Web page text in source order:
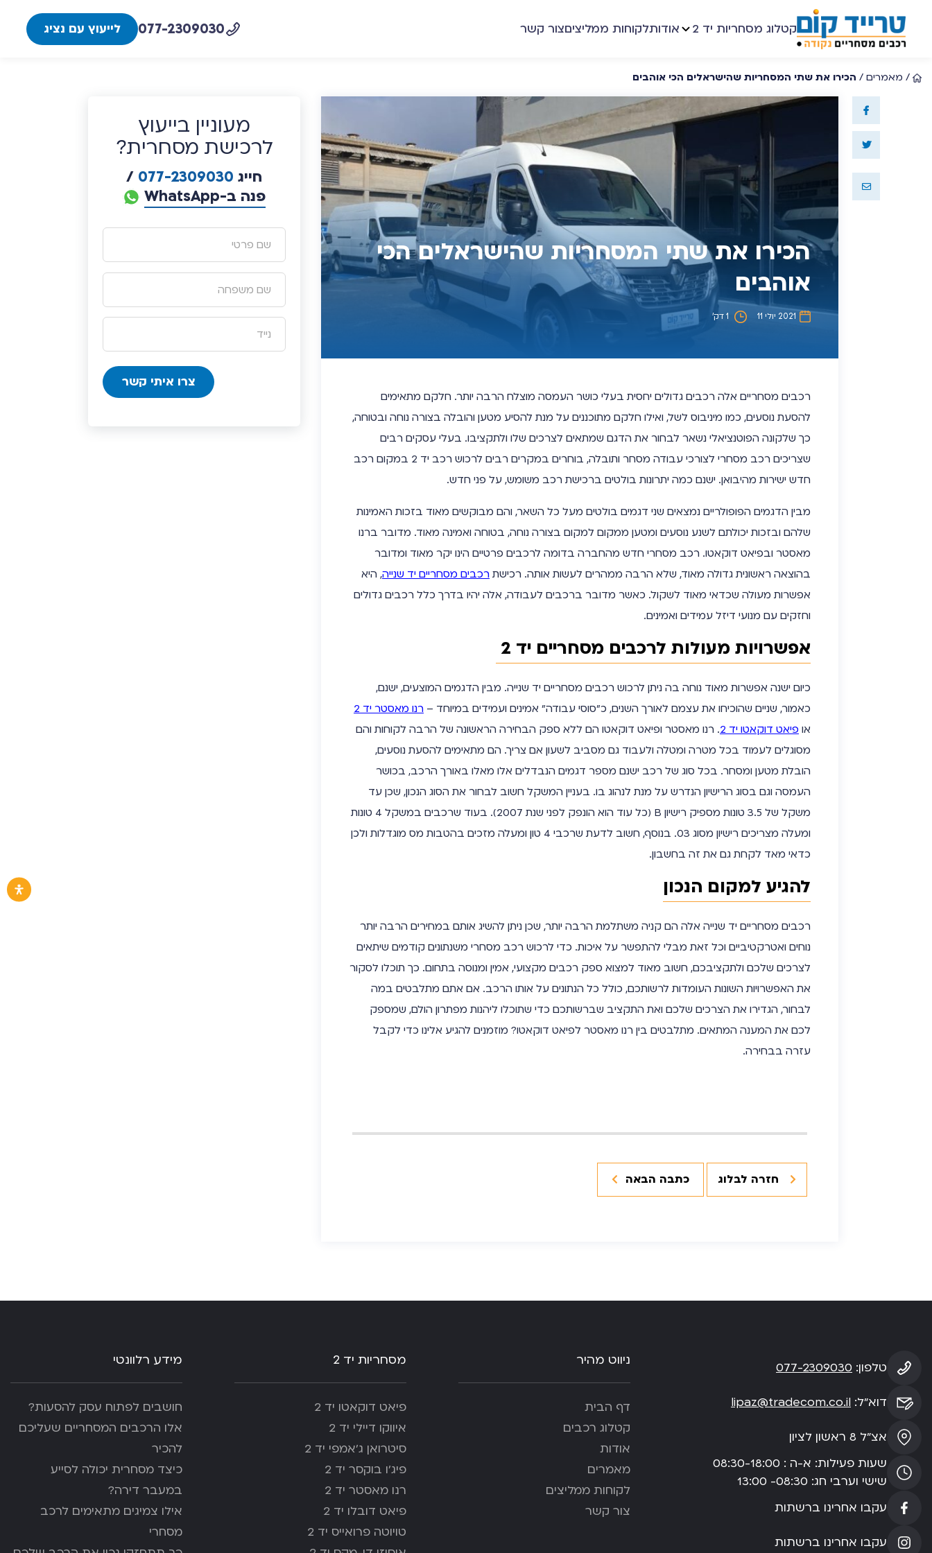
קטלוג מסחריות יד 2 אודותלקוחות ממליציםצור קשר 077-2309030 לייעוץ עם נציג
/ מאמרים / הכירו את שתי המסחריות שהישראלים הכי אוהבים
הכירו את שתי המסחריות שהישראלים הכי
אוהבים
2021 יולי 11 1 דק’
רכבים מסחריים אלה רכבים גדולים יחסית בעלי כושר העמסה מוצלח הרבה יותר. חלקם מתאימים
להסעת נוסעים, כמו מיניבוס לשל, ואילו חלקם מתוכננים על מנת להסיע מטען והובלה בצורה נוחה ובטוחה,
כך שלקונה הפוטנציאלי נשאר לבחור את הדגם שמתאים לצרכים שלו ולתקציבו. בעלי עסקים רבים
שצריכים רכב מסחרי לצורכי עבודה מסחר ותובלה, בוחרים במקרים רבים לרכוש רכב יד 2 במקום רכב
חדש ישירות מהיבואן. ישנם כמה יתרונות בולטים ברכישת רכב משומש, על פני חדש.
מבין הדגמים הפופולריים נמצאים שני דגמים בולטים מעל כל השאר, והם מבוקשים מאוד בזכות האמינות
שלהם ובזכות יכולתם לשנע נוסעים ומטען ממקום למקום בצורה נוחה, בטוחה ואמינה מאוד. מדובר ברנו
מאסטר ובפיאט דוקאטו. רכב מסחרי חדש מהחברה בדומה לרכבים פרטיים הינו יקר מאוד ומדובר
בהוצאה ראשונית גדולה מאוד, שלא הרבה ממהרים לעשות אותה. רכישת רכבים מסחריים יד שנייה, היא
אפשרות מעולה שכדאי מאוד לשקול. כאשר מדובר ברכבים לעבודה, אלה יהיו בדרך כלל רכבים גדולים
וחזקים עם מנועי דיזל עמידים ואמינים.
אפשרויות מעולות לרכבים מסחריים יד 2
כיום ישנה אפשרות מאוד נוחה בה ניתן לרכוש רכבים מסחריים יד שנייה. מבין הדגמים המוצעים, ישנם,
כאמור, שניים שהוכיחו את עצמם לאורך השנים, כ”סוסי עבודה” אמינים ועמידים במיוחד – רנו מאסטר יד 2
או פיאט דוקאטו יד 2
. רנו מאסטר ופיאט דוקאטו הם ללא ספק הבחירה הראשונה של הרבה לקוחות והם
מסוגלים לעמוד בכל מטרה ומטלה ולעבוד גם מסביב לשעון אם צריך. הם מתאימים להסעת נוסעים,
הובלת מטען ומסחר. בכל סוג של רכב ישנם מספר דגמים הנבדלים אלו מאלו באורך הרכב, בכושר
העמסה וגם בסוג הרישיון הנדרש על מנת לנהוג בו. בעניין המשקל חשוב לבחור את הסוג הנכון, שכן עד
משקל של 3.5 טונות מספיק רישיון B (כל עוד הוא הונפק לפני שנת 2007). בעוד שרכבים במשקל 4 טונות
ומעלה מצריכים רישיון מסוג 03. בנוסף, חשוב לדעת שרכבי 4 טון ומעלה מזכים בהטבות מס מוגדלות ולכן
כדאי מאד לקחת גם את זה בחשבון.
להגיע למקום הנכון
רכבים מסחריים יד שנייה אלה הם קניה משתלמת הרבה יותר, שכן ניתן להשיג אותם במחירים הרבה יותר
נוחים ואטרקטיביים וכל זאת מבלי להתפשר על איכות. כדי לרכוש רכב מסחרי משנתונים קודמים שיתאים
לצרכים שלכם ולתקציבכם, חשוב מאוד למצוא ספק רכבים מקצועי, אמין ומנוסה בתחום. כך תוכלו לסקור
את האפשרויות השונות העומדות לרשותכם, כולל כל הנתונים על אותו הרכב. אם אתם מתלבטים במה
לבחור, הגדירו את הצרכים שלכם ואת התקציב שברשותכם כדי שתוכלו ליהנות מפתרון הולם, שמספק
לכם את המענה המתאים. מתלבטים בין רנו מאסטר לפיאט דוקאטו? מוזמנים להגיע אלינו כדי לקבל
עזרה בבחירה.
חזרה לבלוג כתבה הבאה
מעוניין בייעוץ
לרכישת מסחרית?
חייג 077-2309030
/
פנה ב-WhatsApp
טלפון: 077-2309030
דוא”ל: lipaz@tradecom.co.il
אצ”ל 8 ראשון לציון
שעות פעילות: א-ה : 08:30-18:00
שישי וערבי חג: 08:30- 13:00
עקבו אחרינו ברשתות
עקבו אחרינו ברשתות
ניווט מהיר
דף הבית
קטלוג רכבים
אודות
מאמרים
לקוחות ממליצים
צור קשר
מסחריות יד 2
פיאט דוקאטו יד 2
איווקו דיילי יד 2
סיטרואן ג’אמפי יד 2
פיג'ו בוקסר יד 2
רנו מאסטר יד 2
פיאט דובלו יד 2
טויוטה פרואייס יד 2
מידע רלוונטי
חושבים לפתוח עסק להסעות?
אלו הרכבים המסחריים שעליכם
להכיר
כיצד מסחרית יכולה לסייע
במעבר דירה?
אילו צמיגים מתאימים לרכב
מסחרי